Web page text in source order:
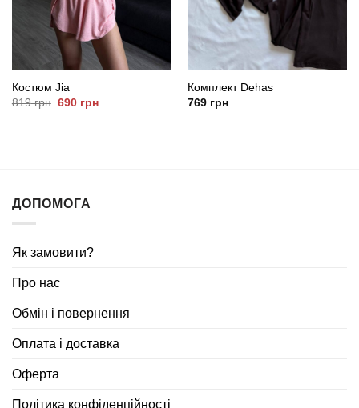
Костюм Jia
819грн Оригінальна
690грнПоточна
Комплект Dehas
769грн
ДОПОМОГА
Як замовити?
Про нас
Обмін і повернення
Оплата і доставка
Оферта
Політика конфіденційності